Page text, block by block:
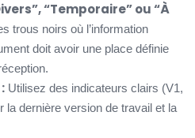
“Temporaire” ou “À
trous noirs où l’information
doit avoir une place définie
Utilisez des indicateurs clairs (V1,
la dernière version de travail et la